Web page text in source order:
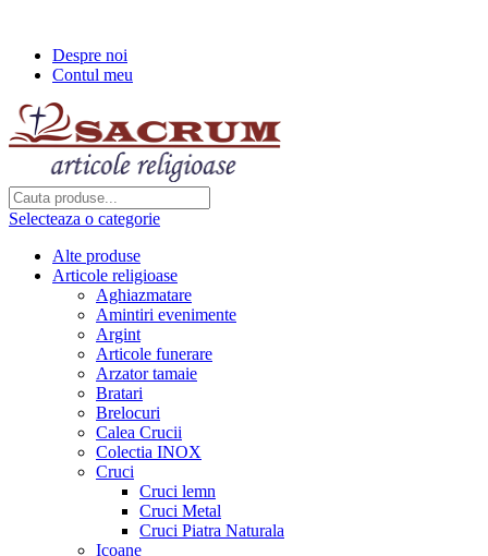
Despre noi
Contul meu
Selecteaza o categorie
Alte produse
Articole religioase
Aghiazmatare
Amintiri evenimente
Argint
Articole funerare
Arzator tamaie
Bratari
Brelocuri
Calea Crucii
Colectia INOX
Cruci
Cruci lemn
Cruci Metal
Cruci Piatra Naturala
Icoane